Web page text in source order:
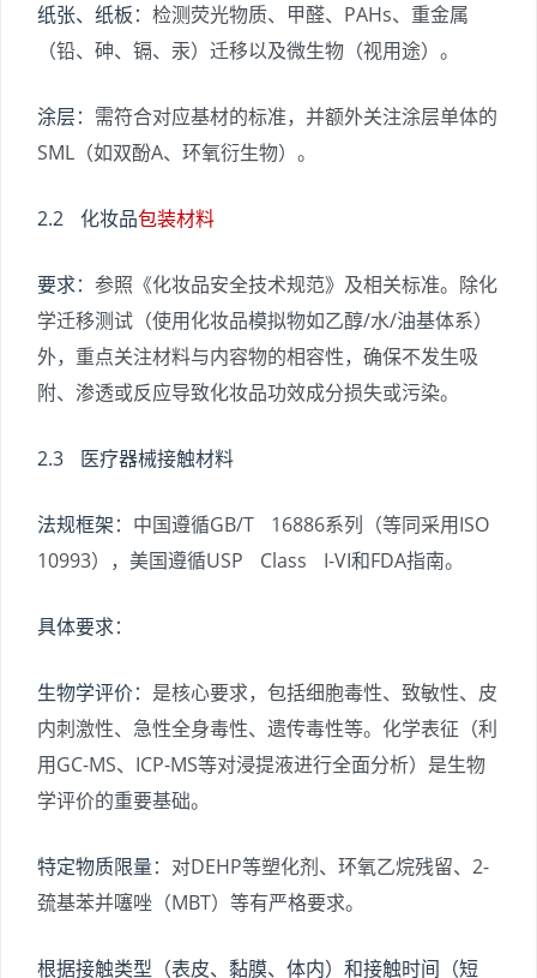
纸张、纸板：检测荧光物质、甲醛、PAHs、重金属
（铅、砷、镉、汞）迁移以及微生物（视用途）。
涂层：需符合对应基材的标准，并额外关注涂层单体的
SML（如双酚A、环氧衍生物）。
2.2 化妆品包装材料
要求：参照《化妆品安全技术规范》及相关标准。除化
学迁移测试（使用化妆品模拟物如乙醇/水/油基体系）
外，重点关注材料与内容物的相容性，确保不发生吸
附、渗透或反应导致化妆品功效成分损失或污染。
2.3 医疗器械接触材料
法规框架：中国遵循GB/T 16886系列（等同采用ISO
10993），美国遵循USP Class I-VI和FDA指南。
具体要求：
生物学评价：是核心要求，包括细胞毒性、致敏性、皮
内刺激性、急性全身毒性、遗传毒性等。化学表征（利
用GC-MS、ICP-MS等对浸提液进行全面分析）是生物
学评价的重要基础。
特定物质限量：对DEHP等塑化剂、环氧乙烷残留、2-
巯基苯并噻唑（MBT）等有严格要求。
根据接触类型（表皮、黏膜、体内）和接触时间（短